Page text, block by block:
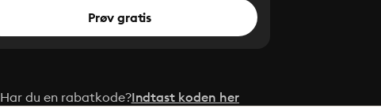
Prøv gratis
Har du en rabatkode?Indtast koden her